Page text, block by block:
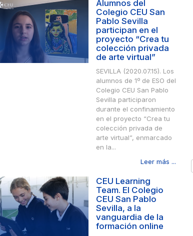
Alumnos del
Colegio CEU San
Pablo Sevilla
participan en el
proyecto “Crea tu
colección privada
de arte virtual”
SEVILLA (2020.07.15). Los
alumnos de 1º de ESO del
Colegio CEU San Pablo
Sevilla participaron
durante el confinamiento
en el proyecto “Crea tu
colección privada de
arte virtual”, enmarcado
en la...
Leer más ...
CEU Learning
Team. El Colegio
CEU San Pablo
Sevilla, a la
vanguardia de la
formación online